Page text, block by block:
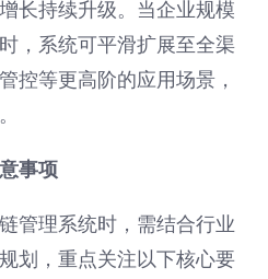
长持续升级。当企业规模
，系统可平滑扩展至全渠
控等更高阶的应用场景，
事项
管理系统时，需结合行业
划，重点关注以下核心要